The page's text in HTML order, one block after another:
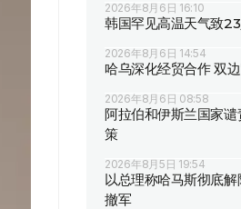
2026年8月6日 16:10
韩国罕见高温天气致
2026年8月6日 14:54
哈乌深化经贸合作 双
2026年8月6日 08:58
阿拉伯和伊斯兰国家
策
2026年8月5日 19:54
以总理称哈马斯彻底
撤军